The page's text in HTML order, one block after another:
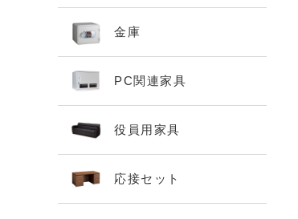
金庫
PC関連家具
役員用家具
応接セット